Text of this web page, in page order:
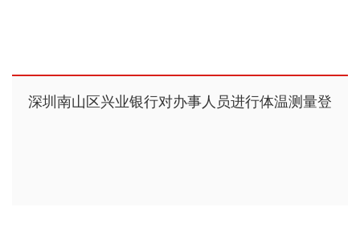
深圳南山区兴业银行对办事人员进行体温测量登